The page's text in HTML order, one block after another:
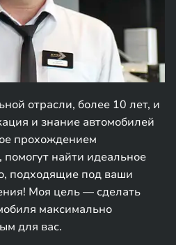
отрасли, более 10 лет, и
и знание автомобилей
прохождением
найти идеальное
подходящие под ваши
Моя цель — сделать
максимально
для вас.